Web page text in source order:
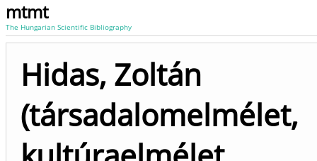
mtmt
The Hungarian Scientific Bibliography
Hidas, Zoltán
(társadalomelmélet,